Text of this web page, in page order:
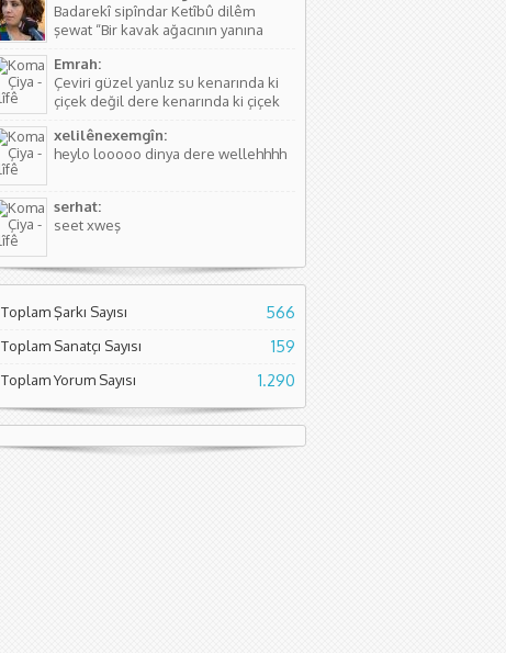
kişinin...
Badarekî sipîndar Ketîbû dilêm
şewat “Bir kavak ağacının yanına
Sözlerdeki hikayede birini arıyorlar
ve aradıkları yerde bir kavak
ağacının yanında yere düşmüş
Emrah:
Çeviri güzel yanlız su kenarında ki
çiçek değil dere kenarında ki çiçek
kıymetli olduğunu söylüyor sanırım.
Asıl söyleyen Seyade Şame dur...
xelilênexemgîn:
heylo looooo dinya dere wellehhhh
serhat:
seet xweş
Toplam Şarkı Sayısı 566
Toplam Sanatçı Sayısı 159
Toplam Yorum Sayısı 1.290